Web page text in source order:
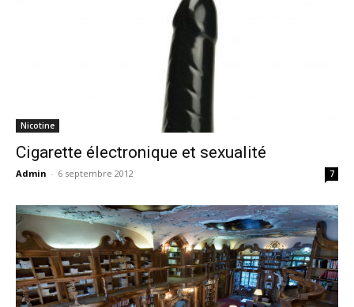
Nicotine
Cigarette électronique et sexualité
Admin - 6 septembre 2012 7